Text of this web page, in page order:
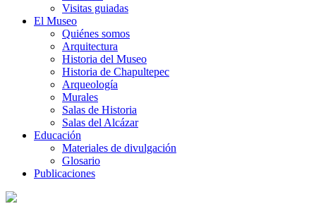
Visitas guiadas
El Museo
Quiénes somos
Arquitectura
Historia del Museo
Historia de Chapultepec
Arqueología
Murales
Salas de Historia
Salas del Alcázar
Educación
Materiales de divulgación
Glosario
Publicaciones